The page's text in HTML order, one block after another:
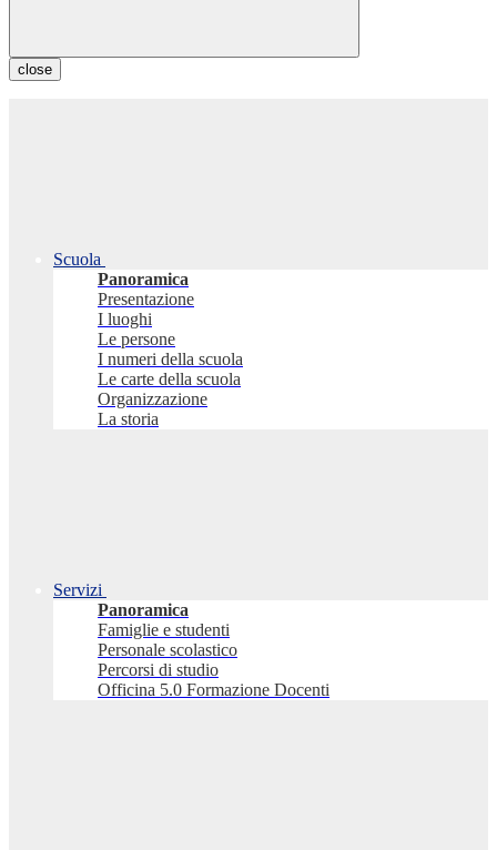
close
Scuola
Panoramica
Presentazione
I luoghi
Le persone
I numeri della scuola
Le carte della scuola
Organizzazione
La storia
Servizi
Panoramica
Famiglie e studenti
Personale scolastico
Percorsi di studio
Officina 5.0 Formazione Docenti